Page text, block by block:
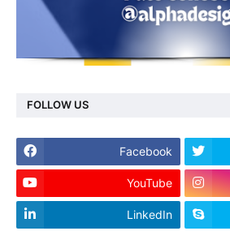
FOLLOW US
Facebook
YouTube
LinkedIn